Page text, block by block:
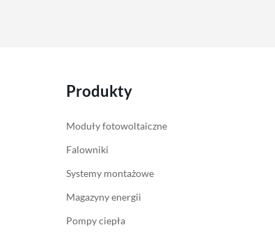
Produkty
Moduły fotowoltaiczne
Falowniki
Systemy montażowe
Magazyny energii
Pompy ciepła